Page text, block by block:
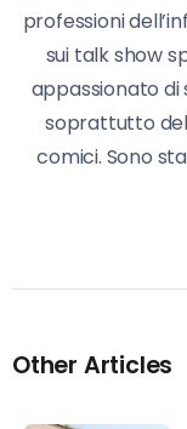
professioni
sui talk show
appassionato di
soprattutto
comici. Sono
Other Articles